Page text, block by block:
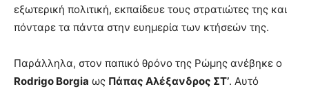
εξωτερική πολιτική, εκπαίδευε τους στρατιώτες της και
πόνταρε τα πάντα στην ευημερία των κτήσεών της.
Παράλληλα, στον παπικό θρόνο της Ρώμης ανέβηκε ο
Rodrigo Borgia ως Πάπας Αλέξανδρος ΣΤ’. Αυτό